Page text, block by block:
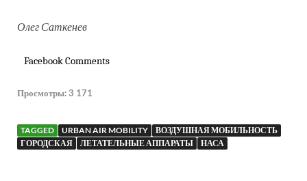
Олег Саткенев
Facebook Comments
Просмотры:3 171
TAGGED URBAN AIR MOBILITY
ВОЗДУШНАЯ МОБИЛЬНОСТЬ
ГОРОДСКАЯ
ЛЕТАТЕЛЬНЫЕ АППАРАТЫ НАСА